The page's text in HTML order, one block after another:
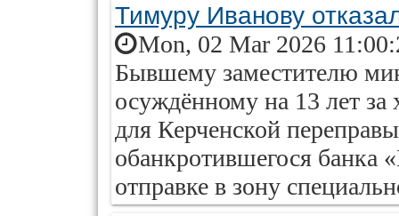
Тимуру Иванову
Mon, 02 Mar 2026
Бывшему заместителю
осуждённому на 13 лет
для Керченской
обанкротившегося банка
отправке в зону